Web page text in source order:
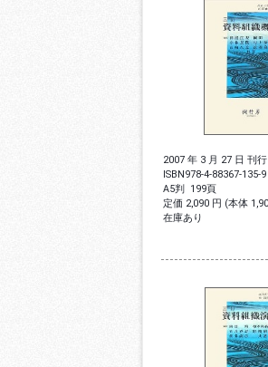
2007 年 3 月 27 日 刊行
ISBN978-4-88367-135-9
A5判 199頁
定価 2,090 円 (本体
在庫あり